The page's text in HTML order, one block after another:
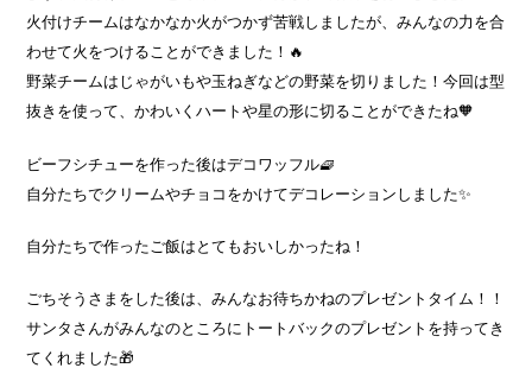
火付けチームはなかなか火がつかず苦戦しましたが、みんなの力を合
わせて火をつけることができました！🔥
野菜チームはじゃがいもや玉ねぎなどの野菜を切りました！今回は型
抜きを使って、かわいくハートや星の形に切ることができたね🧡
ビーフシチューを作った後はデコワッフル🧇
自分たちでクリームやチョコをかけてデコレーションしました✨
自分たちで作ったご飯はとてもおいしかったね！
ごちそうさまをした後は、みんなお待ちかねのプレゼントタイム！！
サンタさんがみんなのところにトートバックのプレゼントを持ってき
てくれました🎁